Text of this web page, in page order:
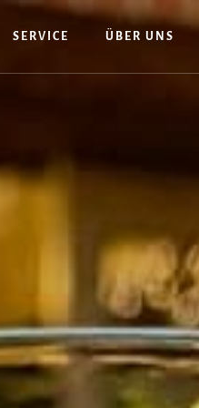
SERVICE ÜBER UNS